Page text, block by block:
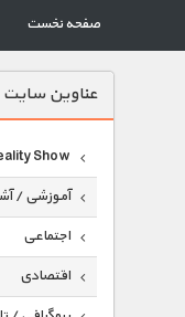
صفحه نخست
عناوين سايت
Show
آموزشی /
اجتماعی
اقتصادی